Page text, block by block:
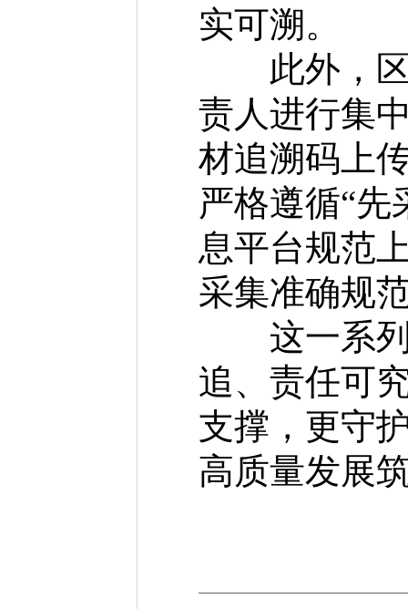
实可溯。
此外，区
责人进行集
材追溯码上
严格遵循“
息平台规范
采集准确规
这一系列
追、责任可
支撑，更守
高质量发展